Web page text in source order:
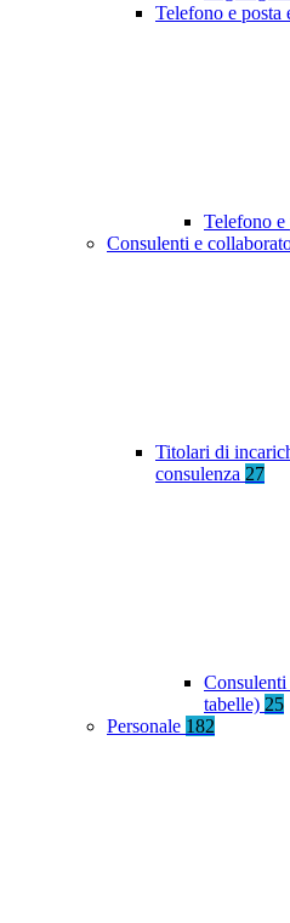
Telefono e posta
Telefono e
Consulenti e
Titolari di
consulenza 27
tabelle) 25
Personale 182